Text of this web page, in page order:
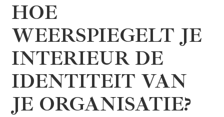
HOE
WEERSPIEGELT JE
INTERIEUR DE
IDENTITEIT VAN
JE ORGANISATIE?